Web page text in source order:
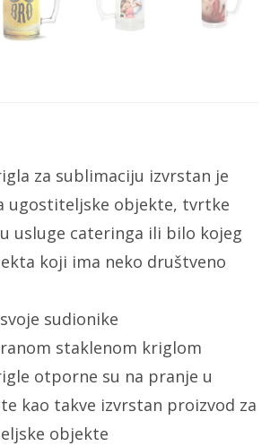
za sublimaciju izvrstan je
ugostiteljske objekte, tvrtke
usluge cateringa ili bilo kojeg
koji ima neko društveno
sudionike
staklenom kriglom
otporne su na pranje u
kao takve izvrstan proizvod za
objekte